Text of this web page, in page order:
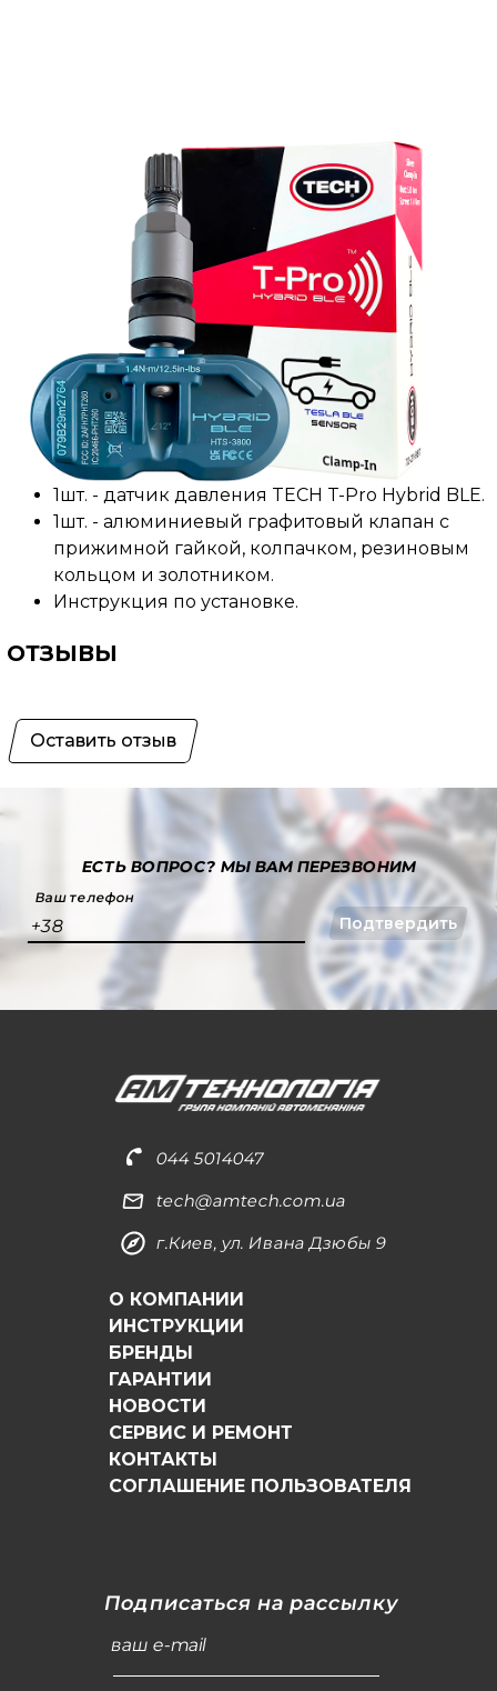
1шт. - датчик давления TECH T-Pro Hybrid BLE.
1шт. - алюминиевый графитовый клапан с
прижимной гайкой, колпачком, резиновым
кольцом и золотником.
Инструкция по установке.
ОТЗЫВЫ
Оставить отзыв
ЕСТЬ ВОПРОС?МЫ ВАМ ПЕРЕЗВОНИМ
Ваш телефон
+38 Подтвердить
044 5014047
tech@amtech.com.ua
г.Киев, ул. Ивана Дзюбы 9
О КОМПАНИИ
ИНСТРУКЦИИ
БРЕНДЫ
ГАРАНТИИ
НОВОСТИ
СЕРВИС И РЕМОНТ
КОНТАКТЫ
СОГЛАШЕНИЕ ПОЛЬЗОВАТЕЛЯ
Подписаться на рассылку
ваш e-mail